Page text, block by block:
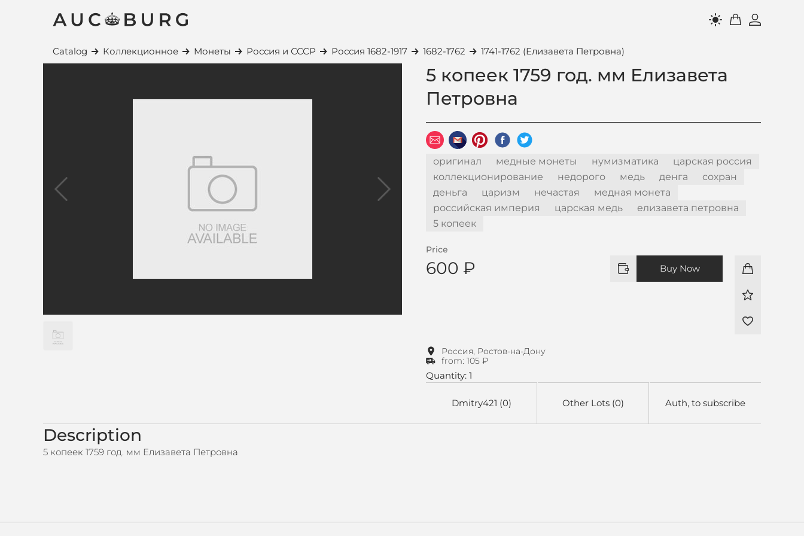
light_mode
Catalog Коллекционное Монеты Россия и СССР Россия 1682-1917 1682-1762 1741-1762 (Елизавета Петровна)
5 копеек 1759 год. мм Елизавета
Петровна
оригинал медные монеты нумизматика
царская россия
коллекционирование
недорого медь денга
сохран
деньга
царизм нечастая
медная монета
российская империя
царская медь
елизавета петровна
5 копеек
Price
600 ₽ Buy Now
Россия, Ростов-на-Дону
from: 105 ₽
Quantity: 1
Dmitry421 (0) Other Lots (0) Auth, to subscribe
Description
5 копеек 1759 год. мм Елизавета Петровна